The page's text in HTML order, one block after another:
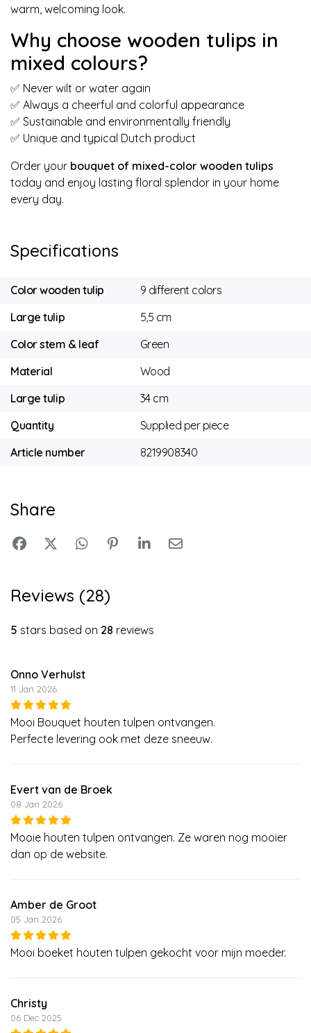
warm, welcoming look.
Why choose wooden tulips in
mixed colours?
✅ Never wilt or water again
✅ Always a cheerful and colorful appearance
✅ Sustainable and environmentally friendly
✅ Unique and typical Dutch product
Order your bouquet of mixed-color wooden tulips
today and enjoy lasting floral splendor in your home
every day.
Specifications
Color wooden tulip
9 different colors
Large tulip
5,5 cm
Color stem & leaf
Green
Material
Wood
Large tulip
34 cm
Quantity
Supplied per piece
Article number
8219908340
Share
Reviews (28)
5 stars based on 28 reviews
Onno Verhulst
11 Jan 2026
Mooi Bouquet houten tulpen ontvangen.
Perfecte levering ook met deze sneeuw.
Evert van de Broek
08 Jan 2026
Mooie houten tulpen ontvangen. Ze waren nog mooier
dan op de website.
Amber de Groot
05 Jan 2026
Mooi boeket houten tulpen gekocht voor mijn moeder.
Christy
06 Dec 2025